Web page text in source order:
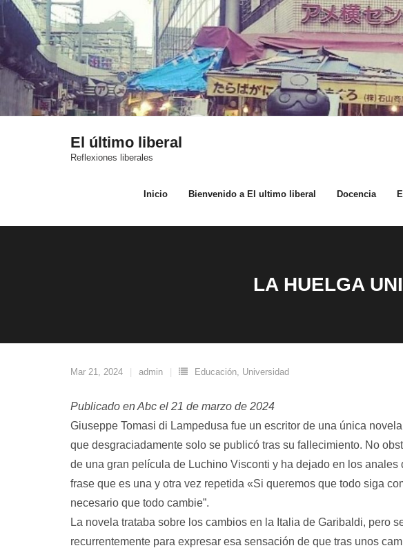
Saltar
al
contenido
El último liberal
Reflexiones liberales
Inicio Bienvenido a El ultimo liberal Docencia
LA HUELGA
Mar 21, 2024 admin Educación, Universidad
Publicado en Abc el 21 de marzo de 2024
Giuseppe Tomasi di Lampedusa fue un escritor de una única
que desgraciadamente solo se publicó tras su fallecimiento. No
de una gran película de Luchino Visconti y ha dejado en los anales
frase que es una y otra vez repetida «Si queremos que todo siga
necesario que todo cambie”.
La novela trataba sobre los cambios en la Italia de Garibaldi, pero
recurrentemente para expresar esa sensación de que tras unos